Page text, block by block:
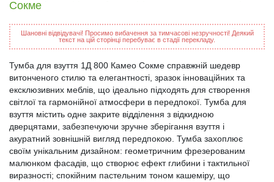
Сокме
Шановні відвідувачі! Просимо вибачення за тимчасові незручності! Деякий
текст на цій сторінці перебуває в стадії перекладу.
Тумба для взуття 1Д 800 Камео Сокме справжній шедевр
витонченого стилю та елегантності, зразок інноваційних та
ексклюзивних меблів, що ідеально підходять для створення
світлої та гармонійної атмосфери в передпокої. Тумба для
взуття містить одне закрите відділення з відкидною
дверцятами, забезпечуючи зручне зберігання взуття і
акуратний зовнішній вигляд передпокою. Тумба захоплює
своїм унікальним дизайном: геометричним фрезерованим
малюнком фасадів, що створює ефект глибини і тактильної
виразності; спокійним пастельним тоном кашеміру, що